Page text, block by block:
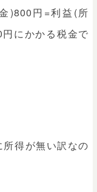
)800円=利益(所
にかかる税金で
得が無い訳なの